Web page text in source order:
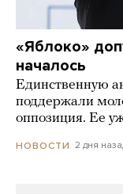
«Яблоко»
началось
Единственную
поддержали
оппозиция. Ее
НОВОСТИ 2 дня